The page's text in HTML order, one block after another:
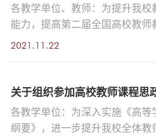
各教学单位、教师：为提升我校
能力，提高第二届全国高校教师
的竞赛水平，发挥教学创新大赛
新大赛参赛经验分享会，邀请首
赛获奖选手分享交流，具体安排
届高校教师教学创新大赛获奖选
新报告撰写、...
2021.11.22
各教学单位：为深入实施《高等
纲要》，进一步提升我校全体教